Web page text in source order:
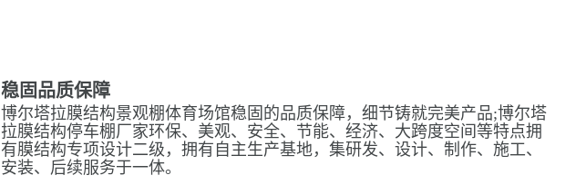
稳固品质保障
博尔塔拉膜结构景观棚体育场馆稳固的品质保障，细节铸就完美产品;博尔塔
拉膜结构停车棚厂家环保、美观、安全、节能、经济、大跨度空间等特点拥
有膜结构专项设计二级，拥有自主生产基地，集研发、设计、制作、施工、
安装、后续服务于一体。